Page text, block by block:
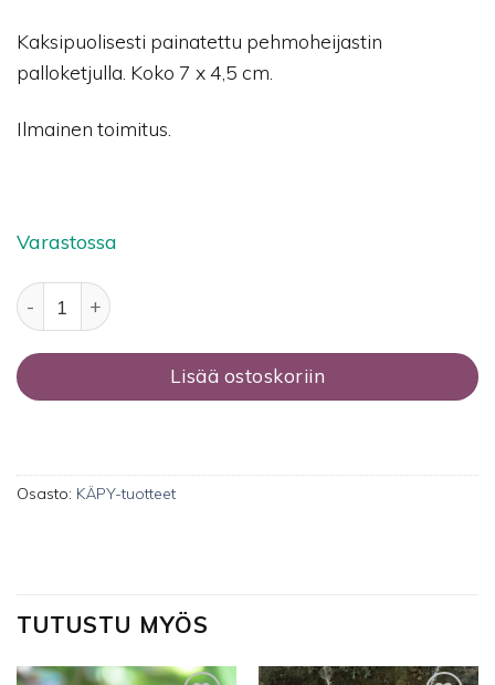
Kaksipuolisesti painatettu pehmoheijastin
palloketjulla. Koko 7 x 4,5 cm.
Ilmainen toimitus.
Varastossa
Heijastin määrä
Lisää ostoskoriin
Osasto: KÄPY-tuotteet
TUTUSTU MYÖS